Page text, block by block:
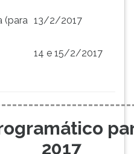
(para 13/2/2017
14 e 15/2/2017
2017